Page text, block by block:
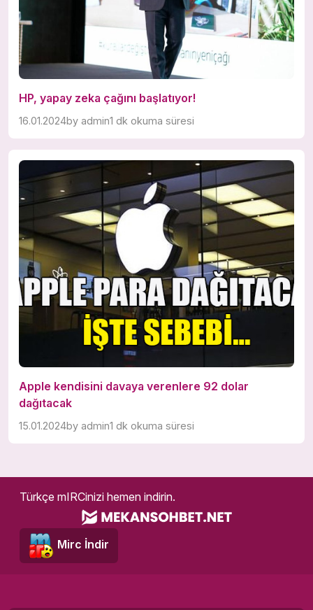
HP, yapay zeka çağını başlatıyor!
16.01.2024by admin1 dk okuma süresi
Apple kendisini davaya verenlere 92 dolar
dağıtacak
15.01.2024by admin1 dk okuma süresi
Türkçe mIRCinizi hemen indirin.
Mirc İndir